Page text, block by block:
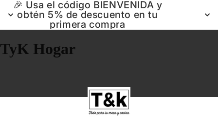
🎉 Usa el código BIENVENIDA y
obtén 5% de descuento en tu
primera compra
TyK Hogar